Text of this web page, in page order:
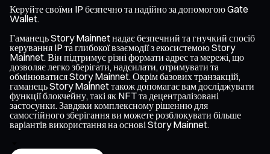
Керуйте своїми IP безпечно та надійно за допомогою Gate
Wallet.
Гаманець Story Mainnet надає безпечний та гнучкий спосіб
керування IP та глибокої взаємодії з екосистемою Story
Mainnet. Він підтримує різні формати адрес та мережі, що
дозволяє легко зберігати, надсилати, отримувати та
обмінюватися Story Mainnet. Окрім базових транзакцій,
гаманець Story Mainnet також допомагає вам досліджувати
функції блокчейну, такі як NFT та децентралізовані
застосунки. Завдяки комплексному рішенню для
самостійного зберігання ви можете розблокувати більше
варіантів використання на основі Story Mainnet.